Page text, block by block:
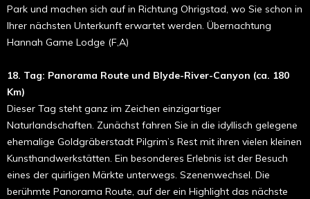
Park und machen sich auf in Richtung Ohrigstad, wo Sie schon in
Ihrer nächsten Unterkunft erwartet werden. Übernachtung
Hannah Game Lodge (F,A)
18. Tag: Panorama Route und Blyde-River-Canyon (ca. 180
Km)
Dieser Tag steht ganz im Zeichen einzigartiger
Naturlandschaften. Zunächst fahren Sie in die idyllisch gelegene
ehemalige Goldgräberstadt Pilgrim’s Rest mit ihren vielen kleinen
Kunsthandwerkstätten. Ein besonderes Erlebnis ist der Besuch
eines der quirligen Märkte unterwegs. Szenenwechsel. Die
berühmte Panorama Route, auf der ein Highlight das nächste